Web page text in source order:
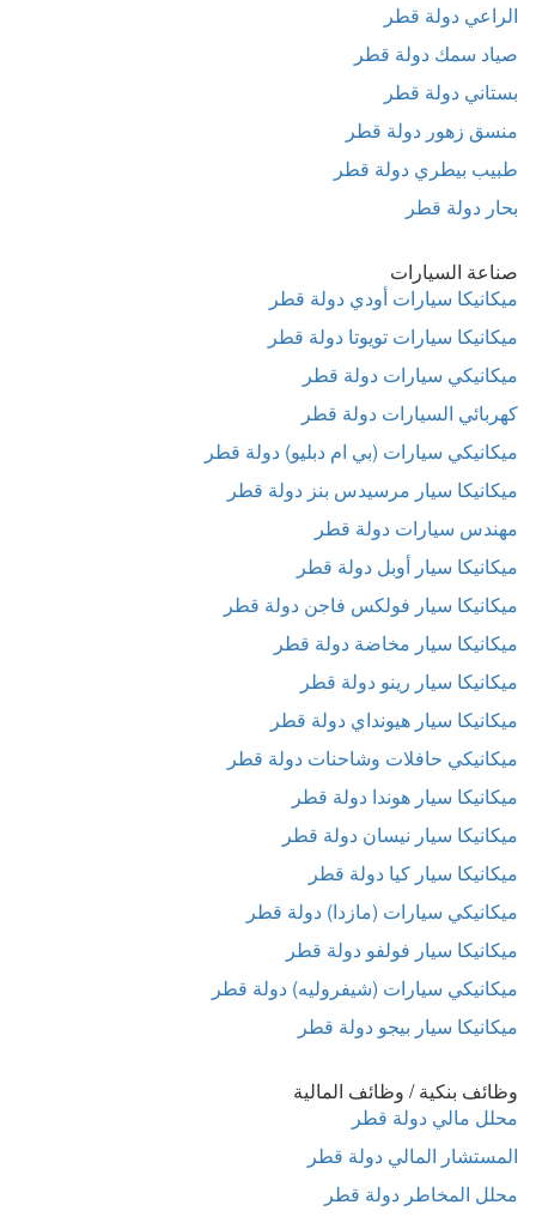
الراعي دولة قطر
صياد سمك دولة قطر
بستاني دولة قطر
منسق زهور دولة قطر
طبيب بيطري دولة قطر
بحار دولة قطر
صناعة السيارات
ميكانيكا سيارات أودي دولة قطر
ميكانيكا سيارات تويوتا دولة قطر
ميكانيكي سيارات دولة قطر
كهربائي السيارات دولة قطر
ميكانيكي سيارات (بي ام دبليو) دولة قطر
ميكانيكا سيار مرسيدس بنز دولة قطر
مهندس سيارات دولة قطر
ميكانيكا سيار أوبل دولة قطر
ميكانيكا سيار فولكس فاجن دولة قطر
ميكانيكا سيار مخاضة دولة قطر
ميكانيكا سيار رينو دولة قطر
ميكانيكا سيار هيونداي دولة قطر
ميكانيكي حافلات وشاحنات دولة قطر
ميكانيكا سيار هوندا دولة قطر
ميكانيكا سيار نيسان دولة قطر
ميكانيكا سيار كيا دولة قطر
ميكانيكي سيارات (مازدا) دولة قطر
ميكانيكا سيار فولفو دولة قطر
ميكانيكي سيارات (شيفروليه) دولة قطر
ميكانيكا سيار بيجو دولة قطر
وظائف بنكية / وظائف المالية
محلل مالي دولة قطر
المستشار المالي دولة قطر
محلل المخاطر دولة قطر